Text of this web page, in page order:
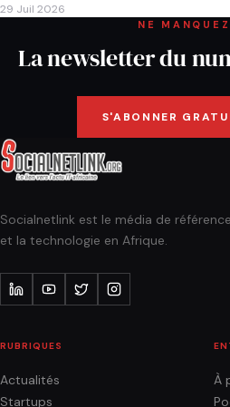
29 Juil 2026
NE
La newsletter du
S'ABONNER
Socialnetlink est le média de
et la technologie en Afrique.
RUBRIQUES
Actualités
Startups
À